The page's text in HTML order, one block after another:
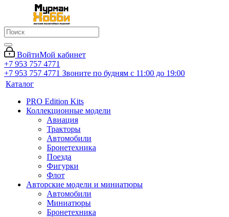
ВойтиМой кабинет
+7 953 757 4771
+7 953 757 4771 Звоните по будням с 11:00 до 19:00
Каталог
PRO Edition Kits
Коллекционные модели
Авиация
Тракторы
Автомобили
Бронетехника
Поезда
Фигурки
Флот
Авторские модели и миниатюры
Автомобили
Миниатюры
Бронетехника